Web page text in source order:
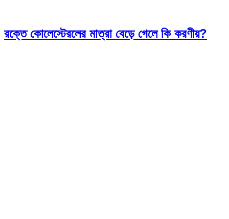
রক্তে কোলেস্টেরলের মাত্রা বেড়ে গেলে কি করণীয়?